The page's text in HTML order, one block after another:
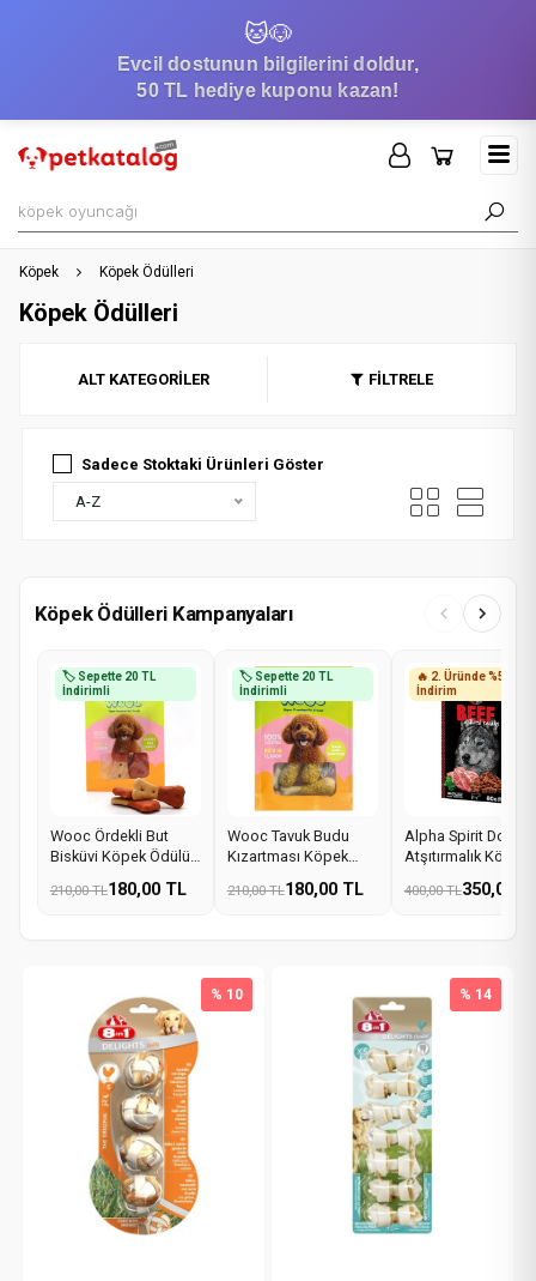
🐱🐶
Evcil dostunun bilgilerini doldur,
50 TL hediye kuponu kazan!
Köpek Köpek Ödülleri
Köpek Ödülleri
ALT KATEGORİLER FİLTRELE
Sadece Stoktaki Ürünleri Göster
A-Z
Köpek Ödülleri Kampanyaları
🏷️ Sepette 20 TL
İndirimli
Wooc Ördekli But
Bisküvi Köpek Ödülü
210,00 TL180,00 TL
🏷️ Sepette 20 TL
İndirimli
Wooc Tavuk Budu
Kızartması Köpek
210,00 TL180,00 TL
🔥 2. Üründe %50
İndirim
Alpha Spirit Doğal
Atşıtırmalık Köpek
80 gr
400,00 TL350,00
% 10 % 14